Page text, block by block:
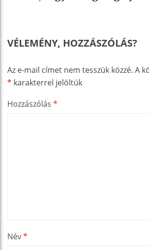
VÉLEMÉNY, HOZZÁSZÓLÁS?
Az e-mail címet nem tesszük közzé. A
* karakterrel jelöltük
Hozzászólás *
Név*